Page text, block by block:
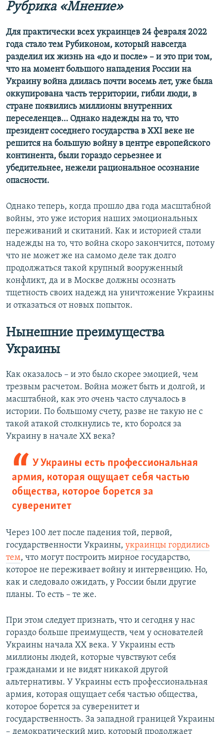
Рубрика «Мнение»
Для практически всех украинцев 24 февраля 2022
года стало тем Рубиконом, который навсегда
разделил их жизнь на «до и после» – и это при том,
что на момент большого нападения России на
Украину война длилась почти восемь лет, уже была
оккупирована часть территории, гибли люди, в
стране появились миллионы внутренних
переселенцев… Однако надежды на то, что
президент соседнего государства в ХХІ веке не
решится на большую войну в центре европейского
континента, были гораздо серьезнее и
убедительнее, нежели рациональное осознание
опасности.
Однако теперь, когда прошло два года масштабной
войны, это уже история наших эмоциональных
переживаний и скитаний. Как и историей стали
надежды на то, что война скоро закончится, потому
что не может же на самомо деле так долго
продолжаться такой крупный вооруженный
конфликт, да и в Москве должны осознать
тщетность своих надежд на уничтожение Украины
и отказаться от новых попыток.
Нынешние преимущества
Украины
Как оказалось – и это было скорее эмоцией, чем
трезвым расчетом. Война может быть и долгой, и
масштабной, как это очень часто случалось в
истории. По большому счету, разве не такую не с
такой атакой столкнулись те, кто боролся за
Украину в начале ХХ века?
У Украины есть профессиональная
армия, которая ощущает себя частью
общества, которое борется за
суверенитет
Через 100 лет после падения той, первой,
государственности Украины, украинцы гордились
тем, что могут построить мирное государство,
которое не переживает войну и интервенцию. Но,
как и следовало ожидать, у России были другие
планы. То есть – те же.
При этом следует признать, что и сегодня у нас
гораздо больше преимуществ, чем у основателей
Украины начала ХХ века. У Украины есть
миллионы людей, которые чувствуют себя
гражданами и не видят никакой другой
альтернативы. У Украины есть профессиональная
армия, которая ощущает себя частью общества,
которое борется за суверенитет и
государственность. За западной границей Украины
– демократический мир, который продолжает